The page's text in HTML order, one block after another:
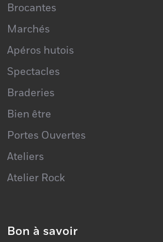
Marchés
Apéros hutois
Spectacles
Braderies
Bien être
Portes Ouvertes
Ateliers
Atelier Rock